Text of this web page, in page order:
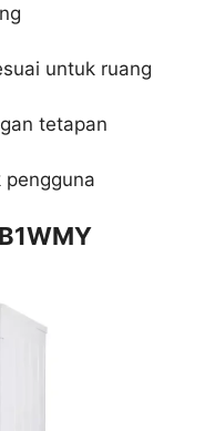
untuk ruang
tetapan